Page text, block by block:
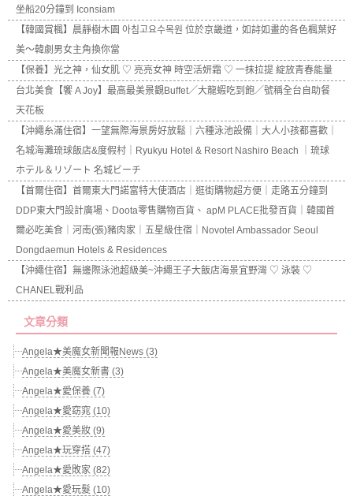
坐船20分鐘到 Iconsiam
【韓國賞楓】晨靜樹木園 아침고요수목원 位於京畿道，如詩如畫的各色楓葉好
美～韓劇男女主角換你當
【保養】光之神，仙女肌 ♡ 亮亮女神 時空活妍霜 ♡ 一抹拉提 綻放青春能量
台北美食【饗 A Joy】最高最美景觀Buffet／大龍蝦吃到飽／號稱全台自助餐
天花板
【沖繩糸滿住宿】一望無際海景房好放鬆｜六種泳池設備｜大人小孩都喜歡｜
名城海灘琉球飯店&度假村｜Ryukyu Hotel & Resort Nashiro Beach ｜琉球
ホテル＆リゾート 名城ビーチ
【首爾住宿】首爾東大門諾富特大使酒店｜逛街購物超方便｜走路五分鐘到
DDP東大門設計廣場、Doota零售購物百貨、 apM PLACE批發百貨｜韓國首
爾必吃美食｜河南(張)豬肉家｜五星級住宿｜Novotel Ambassador Seoul
Dongdaemun Hotels & Residences
【沖繩住宿】無邊際泳池超級美~沖繩王子大飯店海景宜野灣 ♡ 泳裝 ♡
CHANEL戰利品
文章分類
Angela★美魔女新聞報News (3)
Angela★美魔女新書 (3)
Angela★愛保養 (7)
Angela★愛窈窕 (10)
Angela★愛美妝 (9)
Angela★玩穿搭 (47)
Angela★愛敗家 (82)
Angela★愛玩髮 (10)